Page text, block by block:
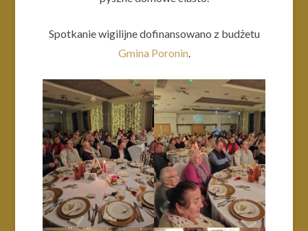
Spotkanie wigilijne dofinansowano z budżetu
Gmina Poronin.